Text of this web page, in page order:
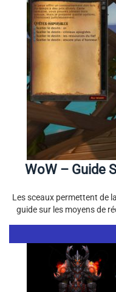
WoW – Guide
Les sceaux permettent de
guide sur les moyens de